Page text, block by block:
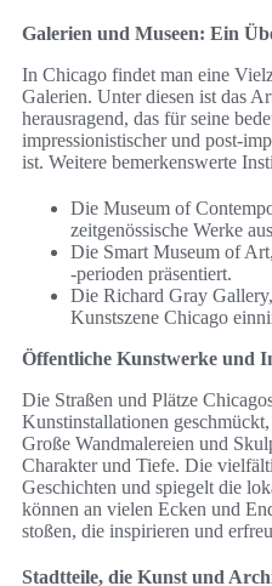
Galerien und Museen: Ein
In Chicago findet man eine
Galerien. Unter diesen ist das
herausragend, das für seine
impressionistischer und post-
ist. Weitere bemerkenswerte
Die Museum of
zeitgenössische Werke
Die Smart Museum of
-perioden präsentiert.
Die Richard Gray
Kunstszene Chicago
Öffentliche Kunstwerke und
Die Straßen und Plätze
Kunstinstallationen
Große Wandmalereien und
Charakter und Tiefe. Die
Geschichten und spiegelt die
können an vielen Ecken und
stoßen, die inspirieren und
Stadtteile, die Kunst und